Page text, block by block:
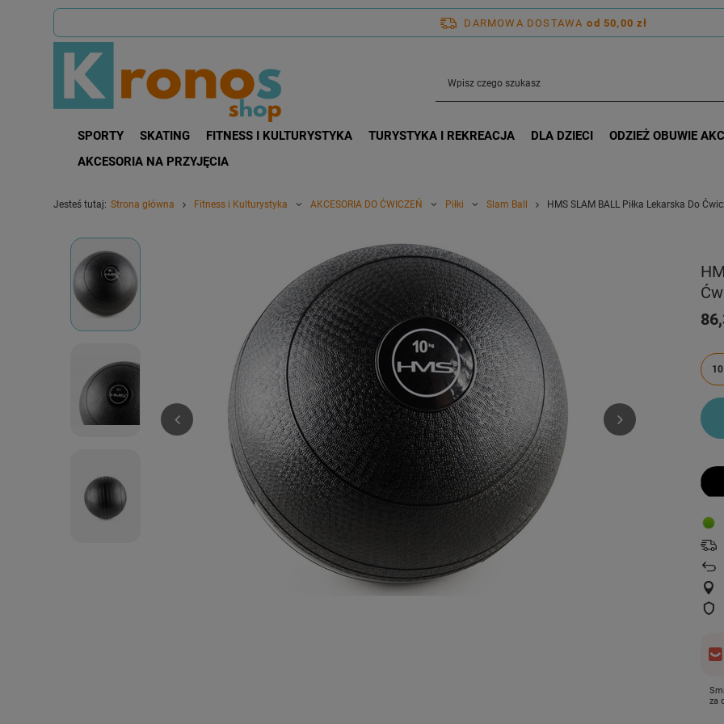
DARMOWA DOSTAWA od 50,00 zł
SPORTY SKATING FITNESS I KULTURYSTYKA TURYSTYKA I REKREACJA DLA DZIECI
ODZIEŻ OBUWIE
AKCESORIA NA PRZYJĘCIA
Jesteś tutaj: Strona główna Fitness i Kulturystyka AKCESORIA DO ĆWICZEŃ Piłki Slam Ball HMS SLAM BALL Piłka Lekarska Do
za